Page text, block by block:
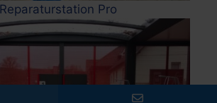
Reparaturstation Pro